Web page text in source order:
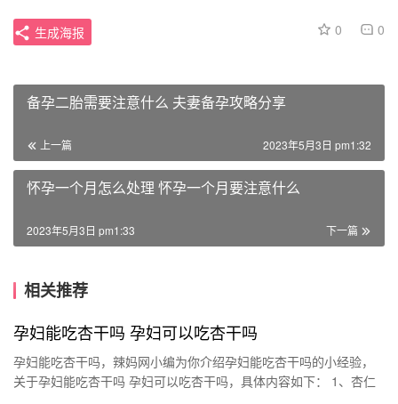
0 0
生成海报
备孕二胎需要注意什么 夫妻备孕攻略分享
上一篇 2023年5月3日 pm1:32
怀孕一个月怎么处理 怀孕一个月要注意什么
下一篇
2023年5月3日 pm1:33
相关推荐
孕妇能吃杏干吗 孕妇可以吃杏干吗
孕妇能吃杏干吗，辣妈网小编为你介绍孕妇能吃杏干吗的小经验，
关于孕妇能吃杏干吗 孕妇可以吃杏干吗，具体内容如下： 1、杏仁